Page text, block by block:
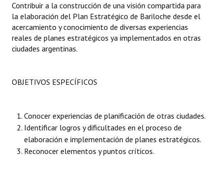
Ciudadano Ilustre - Registro
Banca del Vecino - Registro
Huéspedes de Honor - Registro
Entrega de distinciones
REFORMA DE LA CARTA ORGÁNICA
Contribuir a la construcción de una visión compartida para
la elaboración del Plan Estratégico de Bariloche desde el
acercamiento y conocimiento de diversas experiencias
reales de planes estratégicos ya implementados en otras
ciudades argentinas.
OBJETIVOS ESPECÍFICOS
Conocer experiencias de planificación de otras ciudades.
Identificar logros y dificultades en el proceso de
elaboración e implementación de planes estratégicos.
Reconocer elementos y puntos críticos.